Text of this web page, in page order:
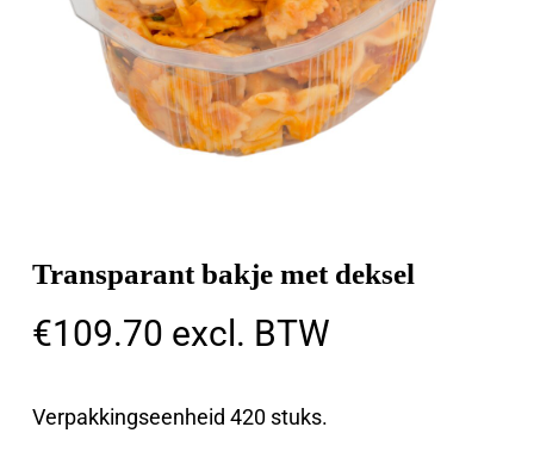
Transparant bakje met deksel
€109.70 excl. BTW
Verpakkingseenheid 420 stuks.